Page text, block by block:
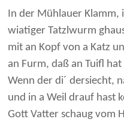
In der Mühlauer Klamm,
wiatiger Tatzlwurm
mit an Kopf von a Katz
an Furm, daß an Tuifl hat
Wenn der di´ dersiecht,
und in a Weil drauf hast
Gott Vatter schaug vom